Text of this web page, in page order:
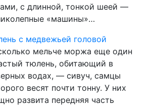
с длинной, тонкой шеей —
«машины»…
с медвежьей головой
мельче моржа еще один
тюлень, обитающий в
водах, — сивуч, самцы
весят почти тонну. У них
развита передняя часть